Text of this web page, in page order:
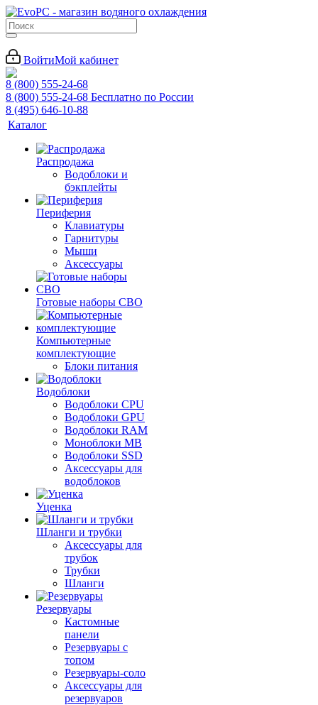
ВойтиМой кабинет
8 (800) 555-24-68
8 (800) 555-24-68 Бесплатно по России
8 (495) 646-10-88
Каталог
Распродажа
Водоблоки и
бэкплейты
Периферия
Клавиатуры
Гарнитуры
Мыши
Аксессуары
Готовые наборы СВО
Компьютерные
комплектующие
Блоки питания
Водоблоки
Водоблоки CPU
Водоблоки GPU
Водоблоки RAM
Моноблоки MB
Водоблоки SSD
Аксессуары для
водоблоков
Уценка
Шланги и трубки
Аксессуары для
трубок
Трубки
Шланги
Резервуары
Кастомные
панели
Резервуары с
топом
Резервуары-соло
Аксессуары для
резервуаров